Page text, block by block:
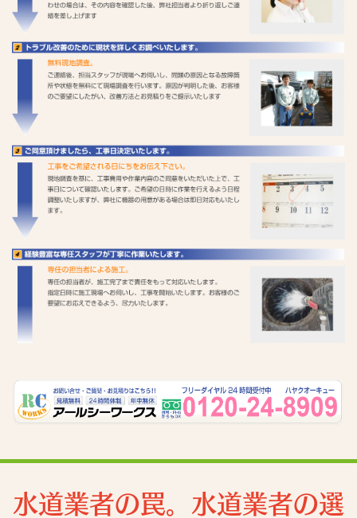
水道業者の罠。水道業者の選